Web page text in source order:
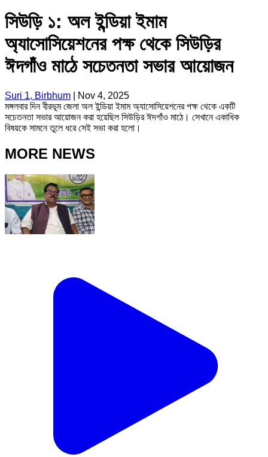
সিউড়ি ১: অল ইন্ডিয়া ইমাম
অ্যাসোসিয়েশনের পক্ষ থেকে সিউড়ির
ঈদগাঁও মাঠে সচেতনতা সভার আয়োজন
Suri 1, Birbhum
Nov 4, 2025
মঙ্গলবার দিন বীরভূম জেলা অল ইন্ডিয়া ইমাম অ্যাসোসিয়েশনের পক্ষ থেকে একটি
সচেতনতা সভার আয়োজন করা হয়েছিল সিউড়ির ঈদগাঁও মাঠে। সেখানে একাধিক
বিষয়কে সামনে তুলে ধরে সেই সভা করা হলো।
MORE NEWS